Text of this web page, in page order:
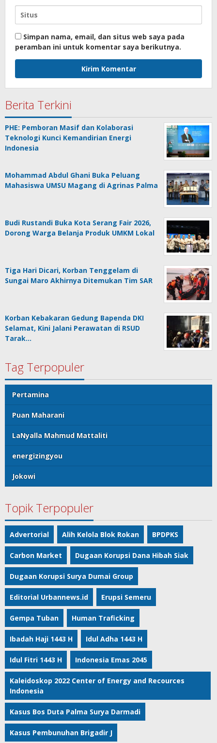
Simpan nama, email, dan situs web saya pada
peramban ini untuk komentar saya berikutnya.
Berita Terkini
PHE: Pemboran Masif dan Kolaborasi
Teknologi Kunci Kemandirian Energi
Indonesia
Mohammad Abdul Ghani Buka Peluang
Mahasiswa UMSU Magang di Agrinas Palma
Budi Rustandi Buka Kota Serang Fair 2026,
Dorong Warga Belanja Produk UMKM Lokal
Tiga Hari Dicari, Korban Tenggelam di
Sungai Maro Akhirnya Ditemukan Tim SAR
Korban Kebakaran Gedung Bapenda DKI
Selamat, Kini Jalani Perawatan di RSUD
Tarak…
Tag Terpopuler
Pertamina
Puan Maharani
LaNyalla Mahmud Mattaliti
energizingyou
Jokowi
Topik Terpopuler
Advertorial Alih Kelola Blok Rokan BPDPKS
Carbon Market Dugaan Korupsi Dana Hibah Siak
Dugaan Korupsi Surya Dumai Group
Editorial Urbannews.id Erupsi Semeru
Gempa Tuban Human Traficking
Ibadah Haji 1443 H Idul Adha 1443 H
Idul Fitri 1443 H Indonesia Emas 2045
Kaleidoskop 2022 Center of Energy and Recources
Indonesia
Kasus Bos Duta Palma Surya Darmadi
Kasus Pembunuhan Brigadir J